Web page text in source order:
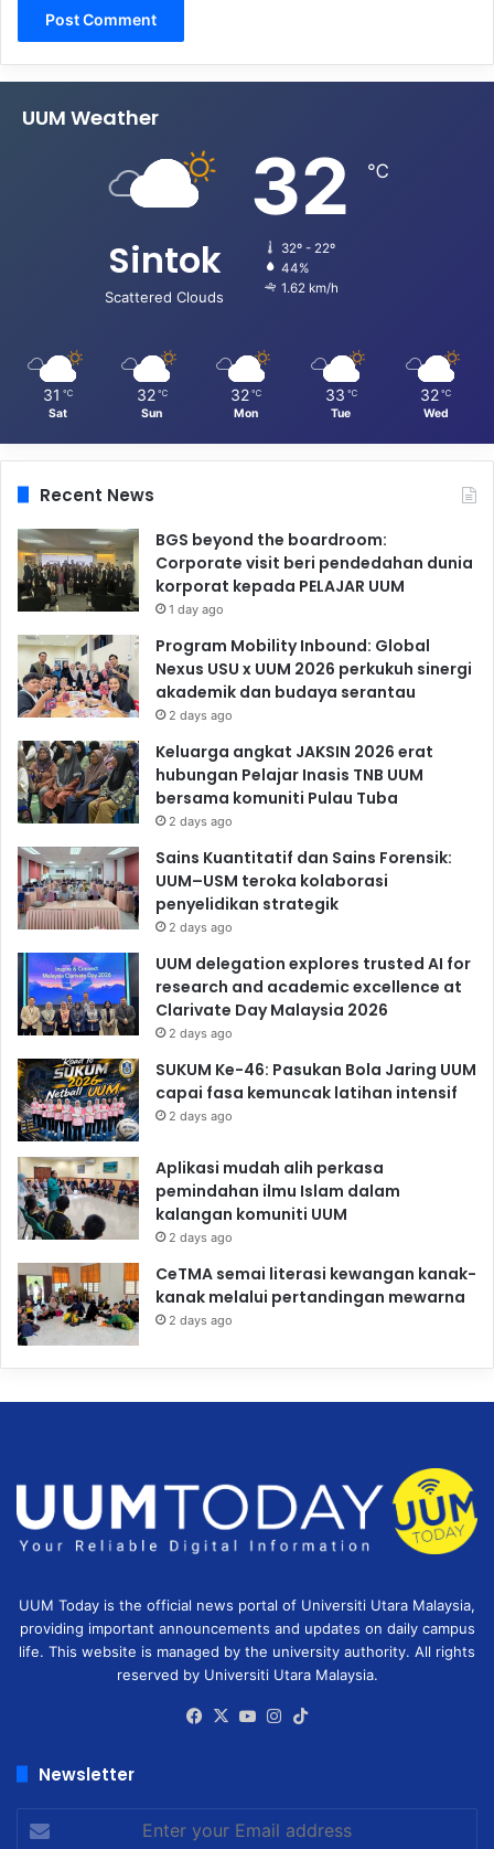
UUM Weather
Sintok
Scattered Clouds
32 ℃
32º - 22º
44%
1.62 km/h
31 ℃
Sat
32 ℃
Sun
32 ℃
Mon
33 ℃
Tue
32 ℃
Wed
Recent News
BGS beyond the boardroom:
Corporate visit beri pendedahan dunia
korporat kepada PELAJAR UUM
1 day ago
Program Mobility Inbound: Global
Nexus USU x UUM 2026 perkukuh sinergi
akademik dan budaya serantau
2 days ago
Keluarga angkat JAKSIN 2026 erat
hubungan Pelajar Inasis TNB UUM
bersama komuniti Pulau Tuba
2 days ago
Sains Kuantitatif dan Sains Forensik:
UUM–USM teroka kolaborasi
penyelidikan strategik
2 days ago
UUM delegation explores trusted AI for
research and academic excellence at
Clarivate Day Malaysia 2026
2 days ago
SUKUM Ke-46: Pasukan Bola Jaring UUM
capai fasa kemuncak latihan intensif
2 days ago
Aplikasi mudah alih perkasa
pemindahan ilmu Islam dalam
kalangan komuniti UUM
2 days ago
CeTMA semai literasi kewangan kanak-
kanak melalui pertandingan mewarna
2 days ago
UUM Today is the official news portal of Universiti Utara Malaysia,
providing important announcements and updates on daily campus
life. This website is managed by the university authority. All rights
reserved by Universiti Utara Malaysia.
Facebook
X YouTubeInstagram
Newsletter
your